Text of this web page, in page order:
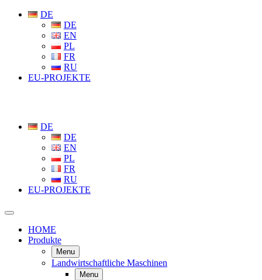
DE
DE
EN
PL
FR
RU
EU-PROJEKTE
DE
DE
EN
PL
FR
RU
EU-PROJEKTE
HOME
Produkte
Menu
Landwirtschaftliche Maschinen
Menu